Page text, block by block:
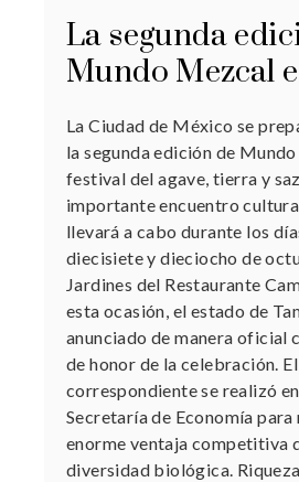
La segunda
Mundo Mezcal
La Ciudad de México se
la segunda edición de
festival del agave, tierra y
importante encuentro
llevará a cabo durante los
diecisiete y dieciocho de
Jardines del Restaurante
esta ocasión, el estado de
anunciado de manera oficial
de honor de la celebración.
correspondiente se realizó
Secretaría de Economía
enorme ventaja competitiva
diversidad biológica.